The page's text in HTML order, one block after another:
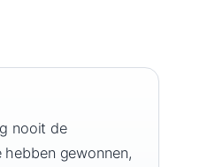
nooit de
hebben gewonnen,